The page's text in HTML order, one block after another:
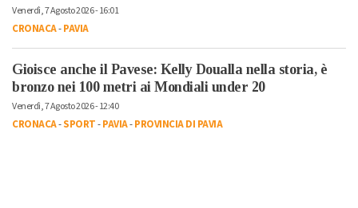
Venerdì, 7 Agosto 2026 - 16:01
CRONACA-PAVIA
Gioisce anche il Pavese: Kelly Doualla nella storia, è
bronzo nei 100 metri ai Mondiali under 20
Venerdì, 7 Agosto 2026 - 12:40
CRONACA-SPORT-PAVIA-PROVINCIA DI PAVIA